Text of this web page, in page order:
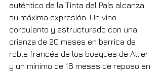
auténtico de la Tinta del País alcanza
su máxima expresión. Un vino
corpulento y estructurado con una
crianza de 20 meses en barrica de
roble francés de los bosques de Allier
y un mínimo de 16 meses de reposo en